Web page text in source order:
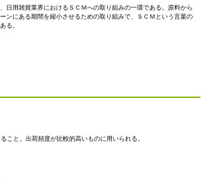
日用雑貨業界におけるＳＣＭへの取り組みの一環である。原料から
ンにある期間を縮小させるための取り組みで、ＳＣＭという言葉の
る。
こと。出荷頻度が比較的高いものに用いられる。